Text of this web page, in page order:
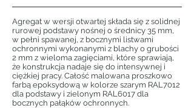
Agregat w wersji otwartej składa się z solidnej
rurowej podstawy nośnej o średnicy 35 mm,
w pełni spawanej, z bocznymi listwami
ochronnymi wykonanymi z blachy o grubości
2 mm z wieloma zagięciami, które sprawiają,
że konstrukcja nadaje się do intensywnej i
ciężkiej pracy. Całość malowana proszkowo
farbą epoksydową w kolorze szarym RAL7012
dla podstawy i zielonym RAL6017 dla
bocznych pałąków ochronnych.